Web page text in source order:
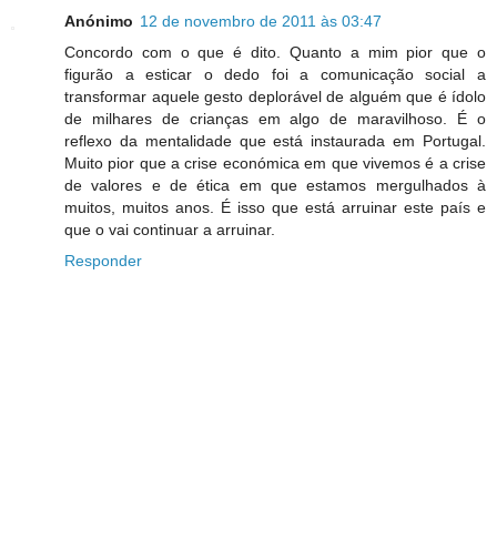
Anónimo 12 de novembro de 2011 às 03:47
Concordo com o que é dito. Quanto a mim pior que o
figurão a esticar o dedo foi a comunicação social a
transformar aquele gesto deplorável de alguém que é ídolo
de milhares de crianças em algo de maravilhoso. É o
reflexo da mentalidade que está instaurada em Portugal.
Muito pior que a crise económica em que vivemos é a crise
de valores e de ética em que estamos mergulhados à
muitos, muitos anos. É isso que está arruinar este país e
que o vai continuar a arruinar.
Responder